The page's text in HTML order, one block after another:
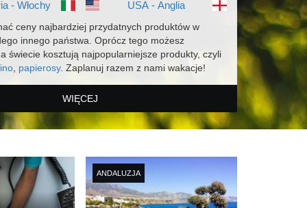
- Włochy
USA - Anglia
ceny najbardziej przydatnych produktów w
innego państwa. Oprócz tego możesz
świecie kosztują najpopularniejsze produkty, czyli
, papierosy. Zaplanuj razem z nami wakacje!
WIĘCEJ
ANDALUZJA